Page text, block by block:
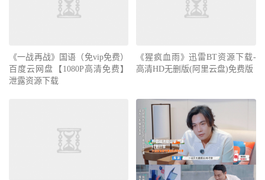
《一战再战》国语（免vip免费）
百度云网盘【1080P高清免费】
泄露资源下载
《猩疯血雨》迅雷BT资源下载-
高清HD无删版(阿里云盘)免费版